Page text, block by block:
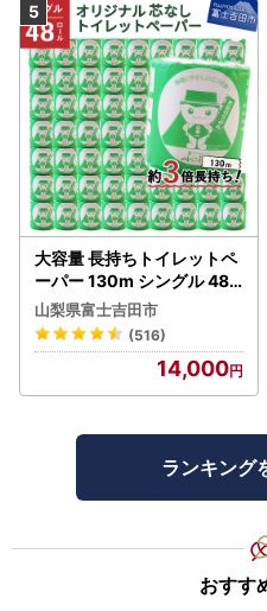
大容量 長持ちトイレットペ
ーパー 130m シングル 48R
芯なし 3倍巻 トイレット
山梨県富士吉田市
(516)
14,000
ランキング
おすす